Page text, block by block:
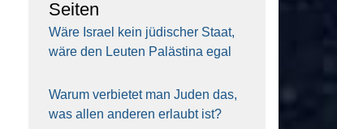
Sei­ten
Wäre Isra­el kein jüdi­scher Staat,
wäre den Leu­ten Paläs­ti­na egal
War­um ver­bie­tet man Juden das,
was allen ande­ren erlaubt ist?